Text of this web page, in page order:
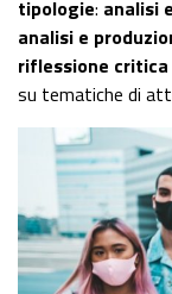
tipologie: analisi
analisi e
riflessione
su tematiche di